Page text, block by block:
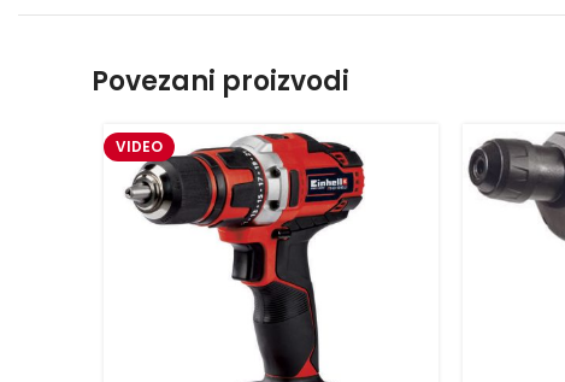
Povezani proizvodi
VIDEO